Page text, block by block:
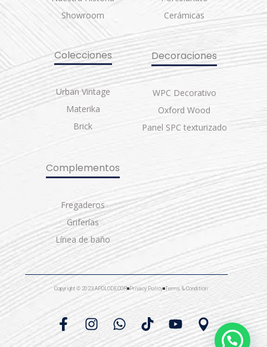
Showroom
Cerámicas
Colecciones
Urban Vintage
Materika
Brick
Decoraciones
WPC Decorativo
Oxford Wood
Panel SPC texturizado
Complementos
Fregaderos
Griferías
Línea de baño
Copyright © 2023 APOLODECOR Privacy Policy Terms & Condition